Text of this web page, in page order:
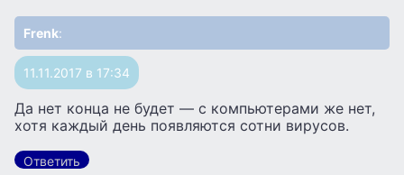
Frenk:
11.11.2017 в 17:34
Да нет конца не будет — с компьютерами же нет,
хотя каждый день появляются сотни вирусов.
Ответить